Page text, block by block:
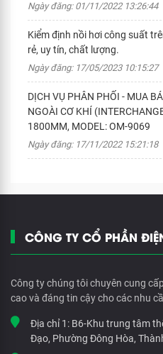
Ngày đăng: 01/11/2022 13:26:44
Kiểm định nồi hơi công suất
rẻ, uy tín, chất lượng.
Ngày đăng: 17/05/2023 10:15:27
DỊCH VỤ PHÂN PHỐI - MUA
NGOÀI CƠ KHÍ
1800MM, MODEL: OM-9069
Ngày đăng: 17/11/2022 15:21:18
CÔNG TY CỔ PHẦN
Công ty chúng tôi chuyên cung
cao và đáng tin cậy cho các nhu
Địa chỉ 1: B6-Khu trung tâm
Đạo, Phường Đông Hòa,